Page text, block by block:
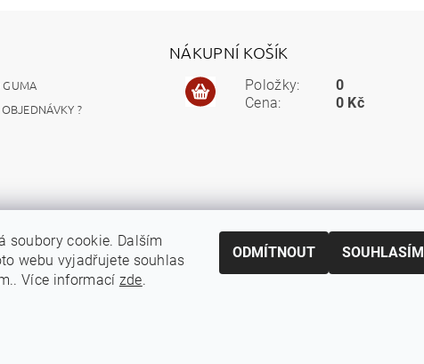
?
NÁKUPNÍ KOŠÍK
Položky:
Cena:
0
0 Kč
soubory cookie. Dalším
webu vyjadřujete souhlas
Více informací zde.
ODMÍTNOUT SOUHLASÍM